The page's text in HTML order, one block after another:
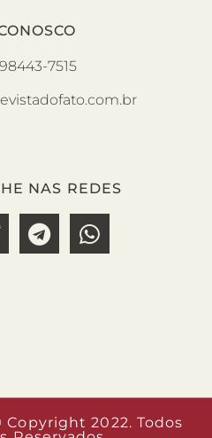
98443-7515
NAS REDES
Copyright 2022. Todos